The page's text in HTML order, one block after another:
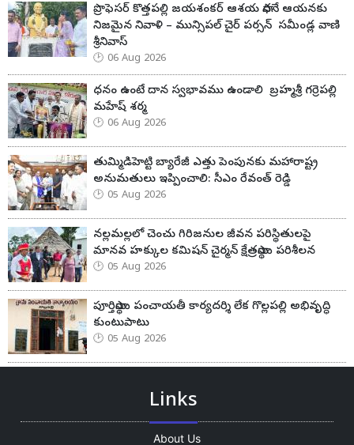
ప్రొఫెసర్ కొత్తపల్లి జయశంకర్ ఆశయ సాధనే ఆయనకు
నిజమైన నివాళి – మున్సిపల్ చైర్ పర్సన్ సమీండ్ల వాణి
శ్రీనివాస్
06 Aug 2026
ధనం ఉంటే దాన స్వభావము ఉండాలి బ్రహ్మశ్రీ గర్రెపల్లి
మహేష్ శర్మ
06 Aug 2026
తుమ్మిడిహెట్టి బ్యారేజీ ఎత్తు పెంపునకు మహారాష్ట్ర
అనుమతులు ఇప్పించాలి: సీఎం రేవంత్ రెడ్డి
05 Aug 2026
నల్లమల్లలో చెంచు గిరిజనుల జీవన పరిస్థితులపై
మానవ హక్కుల కమిషన్ చైర్మన్ క్షేత్రస్థాయి పరిశీలన
05 Aug 2026
పూర్తిస్థాయి పంచాయతీ కార్యదర్శి లేక గొల్లపల్లి అభివృద్ధి
కుంటుపాటు
05 Aug 2026
Links
About Us